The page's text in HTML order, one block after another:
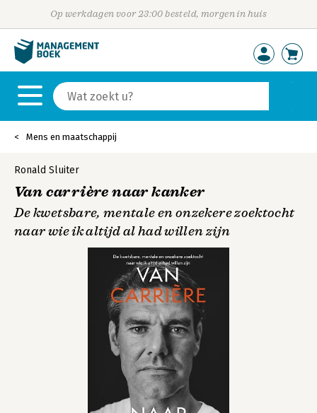
Op werkdagen voor 23:00 besteld, morgen in huis
Mens en maatschappij
Ronald Sluiter
Van carrière naar kanker
De kwetsbare, mentale en onzekere zoektocht
naar wie ik altijd al had willen zijn